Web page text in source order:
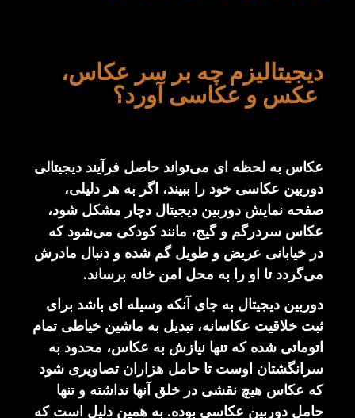
دیجیتالیزم چه بر سر عکاس،
عکاس به لحظه ای می‌تواند حاصل فرآیند دیجیتالی
دوربین عکاسی خود را ببیند، اگر به هر دلیلی،
صفحه نمایش دوربین دیجیتال دچار مشکل شود،
عکاس سردرگم و گیج، مانند کودکی می‌شود که
در خیابانی عریض و طویل گم شده و دنبال مادرش
می‌گردد تا او را به محل امن خانه برساند.
دوربین دیجیتال به جای آنکه وسیله ای باشد برای
ثبت خلاقیت عکاسانه، تبدیل به ماشین خیاطی تمام
اتوماتی شده که تنها نیازش به عکاس، محدود به
سرانگشتان اوست تا حامل هزاران تصاویری شود
که عکاس هیچ نقشی در خلق آنها نداشته و تنها
حامل دوربین عکاسی بوده. به همین دلیل است که